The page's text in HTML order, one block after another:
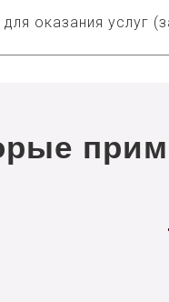
оказания услуг